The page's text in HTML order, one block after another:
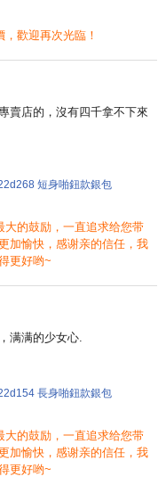
歡迎再次光臨！
賣店的，沒有四千拿不下來
短身啪鈕款銀包
的鼓励，一直追求给您带
加愉快，感谢亲的信任，我
更好哟~
满满的少女心.
長身啪鈕款銀包
的鼓励，一直追求给您带
加愉快，感谢亲的信任，我
更好哟~